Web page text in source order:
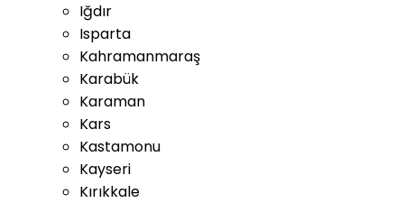
Iğdır
Isparta
Kahramanmaraş
Karabük
Karaman
Kars
Kastamonu
Kayseri
Kırıkkale